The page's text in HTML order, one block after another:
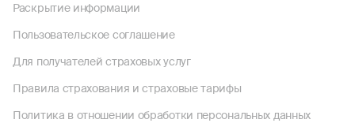
Раскрытие информации
Пользовательское соглашение
Для получателей страховых услуг
Правила страхования и страховые тарифы
Политика в отношении обработки персональных данных